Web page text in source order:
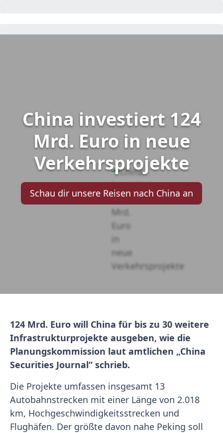
China investiert 124
Mrd. Euro in neue
Verkehrsprojekte
Schau dir unsere Reisen nach China an
124 Mrd. Euro will China für bis zu 30 weitere
Infrastrukturprojekte ausgeben, wie die
Planungskommission laut amtlichen „China
Securities Journal“ schrieb.
Die Projekte umfassen insgesamt 13
Autobahnstrecken mit einer Länge von 2.018
km, Hochgeschwindigkeitsstrecken und
Flughäfen. Der größte davon nahe Peking soll